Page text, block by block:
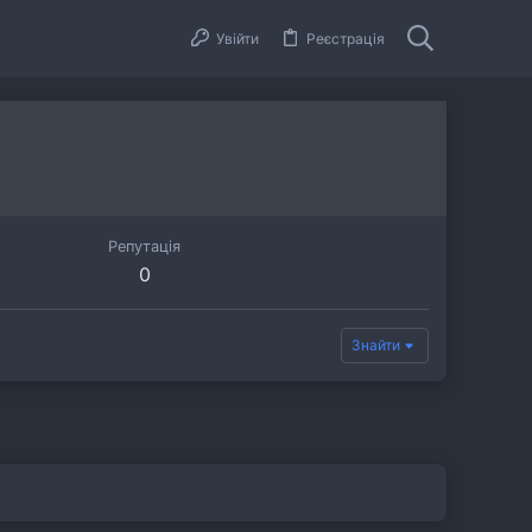
Увійти Реєстрація
Репутація
0
Знайти